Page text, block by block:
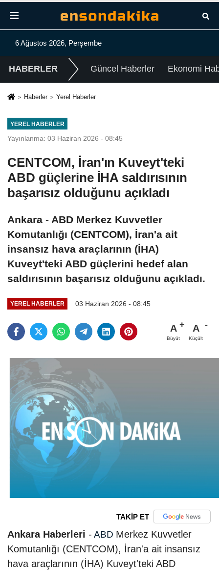
6 Ağustos 2026, Perşembe
HABERLER Güncel Haberler Ekonomi
Haberler Yerel Haberler
YEREL HABERLER
Yayınlanma: 03 Haziran 2026 - 08:45
CENTCOM, İran'ın Kuveyt'teki
ABD güçlerine İHA saldırısının
başarısız olduğunu açıkladı
Ankara - ABD Merkez Kuvvetler
Komutanlığı (CENTCOM), İran'a ait
insansız hava araçlarının (İHA)
Kuveyt'teki ABD güçlerini hedef alan
saldırısının başarısız olduğunu açıkladı.
YEREL HABERLER 03 Haziran 2026 - 08:45
A
Büyüt
A
Küçült
TAKİP ET
Ankara Haberleri - ABD Merkez Kuvvetler
Komutanlığı (CENTCOM), İran'a ait insansız
hava araçlarının (İHA) Kuveyt'teki ABD